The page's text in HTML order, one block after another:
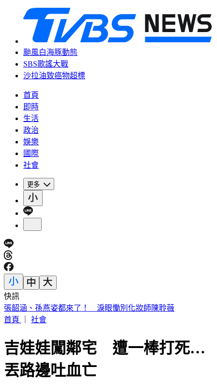
颱風白海豚動態
SBS歌謠大戰
沙拉油致癌物超標
首頁
即時
生活
政治
娛樂
國際
社會
更多
快訊
高雄老闆暖心收留更生人「險全家遭割喉」 12歲兒機智護親
首頁
社會
吉娃娃闖鄰宅 遭一棒打死…
丟路邊吐血亡